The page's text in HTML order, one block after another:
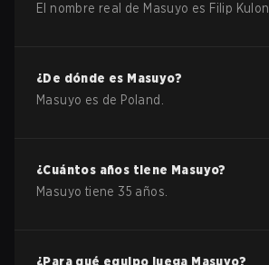
El nombre real de Masuyo es Filip Kulon
¿De dónde es Masuyo?
Masuyo es de Poland
¿Cuántos años tiene Masuyo?
Masuyo tiene35 años.
¿Para qué equipo juega Masuyo?